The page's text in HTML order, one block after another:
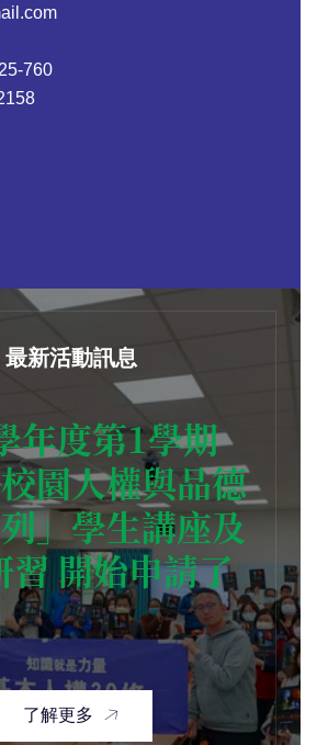
760
最新活動訊息
年度第1學期
園人權與品德
」學生講座及
習 開始申請了
了解更多